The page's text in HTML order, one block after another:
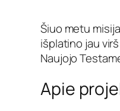
Šiuo metu
išplatino jau
Naujojo
Apie